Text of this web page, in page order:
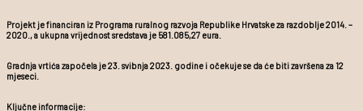
Projekt je financiran iz Programa ruralnog razvoja Republike Hrvatske za razdoblje 2014. –
2020., a ukupna vrijednost sredstava je 581.085,27 eura.
Gradnja vrtića započela je 23. svibnja 2023. godine i očekuje se da će biti završena za 12
mjeseci.
Ključne informacije: